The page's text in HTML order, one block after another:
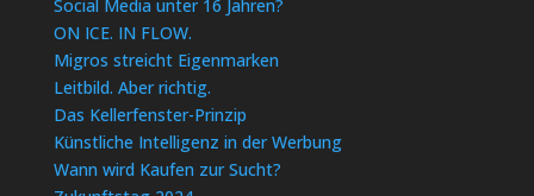
Social Media unter 16 Jahren?
ON ICE. IN FLOW.
Migros streicht Eigenmarken
Leitbild. Aber richtig.
Das Kellerfenster-Prinzip
Künstliche Intelligenz in der Werbung
Wann wird Kaufen zur Sucht?